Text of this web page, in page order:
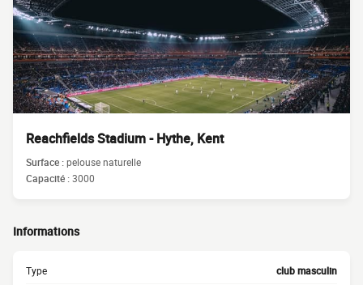
Reachfields Stadium - Hythe, Kent
Surface :pelouse naturelle
Capacité :3000
Informations
Type club masculin